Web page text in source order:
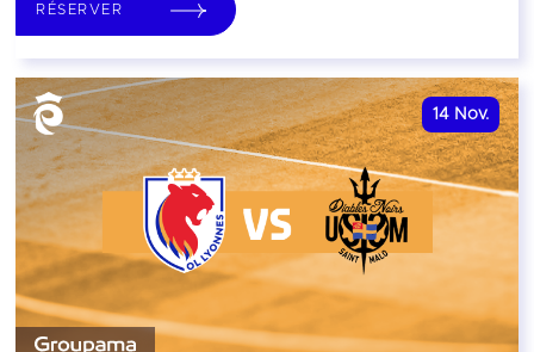
RÉSERVER
14 Nov.